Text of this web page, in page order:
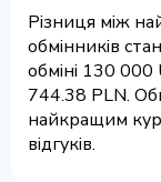
Різниця між
обмінників
обміні 130
744.38 PLN.
найкращим
відгуків.